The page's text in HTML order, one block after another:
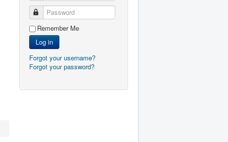
Password
Remember Me
Log in
Forgot your username?
Forgot your password?